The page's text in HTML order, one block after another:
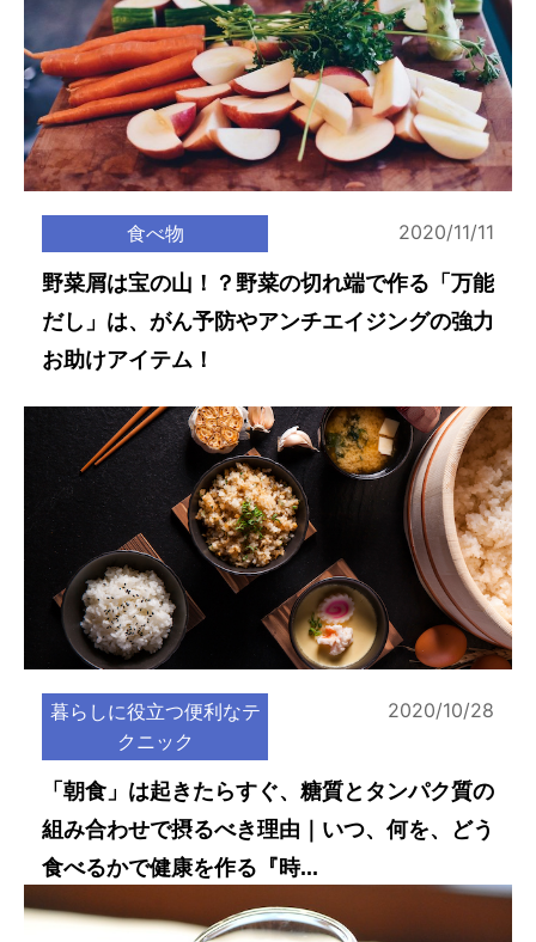
食べ物 2020/11/11
野菜屑は宝の山！？野菜の切れ端で作る「万能
だし」は、がん予防やアンチエイジングの強力
お助けアイテム！
暮らしに役立つ便利なテ
クニック
2020/10/28
「朝食」は起きたらすぐ、糖質とタンパク質の
組み合わせで摂るべき理由｜いつ、何を、どう
食べるかで健康を作る『時...